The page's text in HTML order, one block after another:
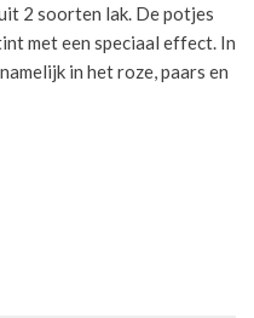
2 soorten lak. De potjes
met een speciaal effect. In
in het roze, paars en